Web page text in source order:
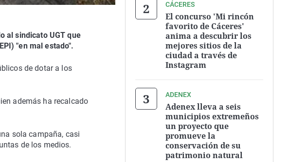
al sindicato UGT que
"en mal estado".
de dotar a los
además ha recalcado
sola campaña, casi
de los medios.
CÁCERES
El concurso 'Mi rincón
favorito de Cáceres'
anima a descubrir los
mejores sitios de la
ciudad a través de
Instagram
ADENEX
Adenex lleva a seis
municipios extremeños
un proyecto que
promueve la
conservación de su
patrimonio natural